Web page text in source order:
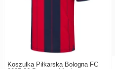
Koszulka Piłkarska Bologna FC